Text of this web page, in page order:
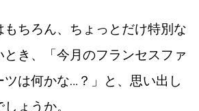
ちろん、ちょっとだけ特別な
き、「今月のフランセスファ
は何かな…？」と、思い出し
ょうか。